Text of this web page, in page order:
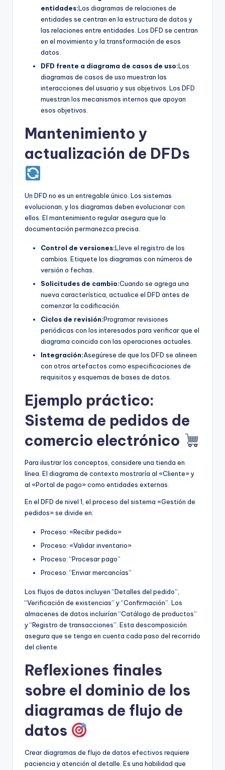
entidades:Los diagramas de relaciones de
entidades se centran en la estructura de datos y
las relaciones entre entidades. Los DFD se centran
en el movimiento y la transformación de esos
datos.
DFD frente a diagrama de casos de uso:Los
diagramas de casos de uso muestran las
interacciones del usuario y sus objetivos. Los DFD
muestran los mecanismos internos que apoyan
esos objetivos.
Mantenimiento y
actualización de DFDs
Un DFD no es un entregable único. Los sistemas
evolucionan, y los diagramas deben evolucionar con
ellos. El mantenimiento regular asegura que la
documentación permanezca precisa.
Control de versiones:Lleve el registro de los
cambios. Etiquete los diagramas con números de
versión o fechas.
Solicitudes de cambio:Cuando se agrega una
nueva característica, actualice el DFD antes de
comenzar la codificación.
Ciclos de revisión:Programar revisiones
periódicas con los interesados para verificar que el
diagrama coincida con las operaciones actuales.
Integración:Asegúrese de que los DFD se alineen
con otros artefactos como especificaciones de
requisitos y esquemas de bases de datos.
Ejemplo práctico:
Sistema de pedidos de
comercio electrónico
Para ilustrar los conceptos, considere una tienda en
línea. El diagrama de contexto mostraría al «Cliente» y
al «Portal de pago» como entidades externas.
En el DFD de nivel 1, el proceso del sistema «Gestión de
pedidos» se divide en:
Proceso: «Recibir pedido»
Proceso: «Validar inventario»
Proceso: “Procesar pago”
Proceso: “Enviar mercancías”
Los flujos de datos incluyen “Detalles del pedido”,
“Verificación de existencias” y “Confirmación”. Los
almacenes de datos incluirían “Catálogo de productos”
y “Registro de transacciones”. Esta descomposición
asegura que se tenga en cuenta cada paso del recorrido
del cliente.
Reflexiones finales
sobre el dominio de los
diagramas de flujo de
datos
Crear diagramas de flujo de datos efectivos requiere
paciencia y atención al detalle. Es una habilidad que